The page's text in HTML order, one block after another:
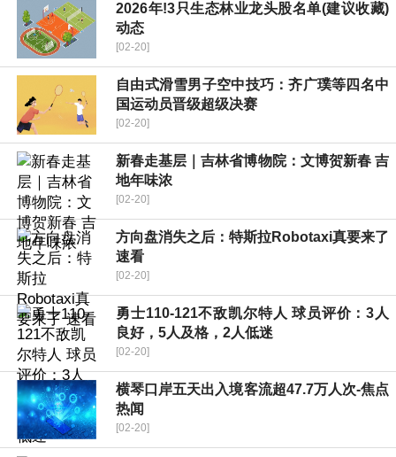
2026年!3只生态林业龙头股名单(建议收藏)
动态
[02-20]
自由式滑雪男子空中技巧：齐广璞等四名中
国运动员晋级超级决赛
[02-20]
新春走基层｜吉林省博物院：文博贺新春 吉
地年味浓
[02-20]
方向盘消失之后：特斯拉Robotaxi真要来了
速看
[02-20]
勇士110-121不敌凯尔特人 球员评价：3人
良好，5人及格，2人低迷
[02-20]
横琴口岸五天出入境客流超47.7万人次-焦点
热闻
[02-20]